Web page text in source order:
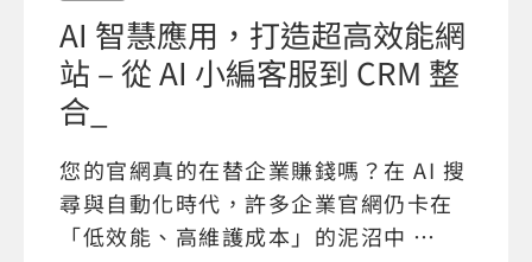
AI 智慧應用，打造超高效能網
站 – 從 AI 小編客服到 CRM 整
合_
您的官網真的在替企業賺錢嗎？在 AI 搜
尋與自動化時代，許多企業官網仍卡在
「低效能、高維護成本」的泥沼中 …